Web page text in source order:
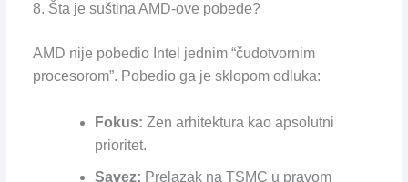
8. Šta je suština AMD-ove pobede?
AMD nije pobedio Intel jednim “čudotvornim
procesorom”. Pobedio ga je sklopom odluka:
Fokus: Zen arhitektura kao apsolutni
prioritet.
Savez: Prelazak na TSMC u pravom